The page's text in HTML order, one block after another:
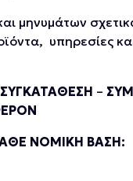
μηνυμάτων
υπηρεσίες
ΣΥΓΚΑΤΑΘΕΣΗ –
ΝΟΜΙΚΗ ΒΑΣΗ: